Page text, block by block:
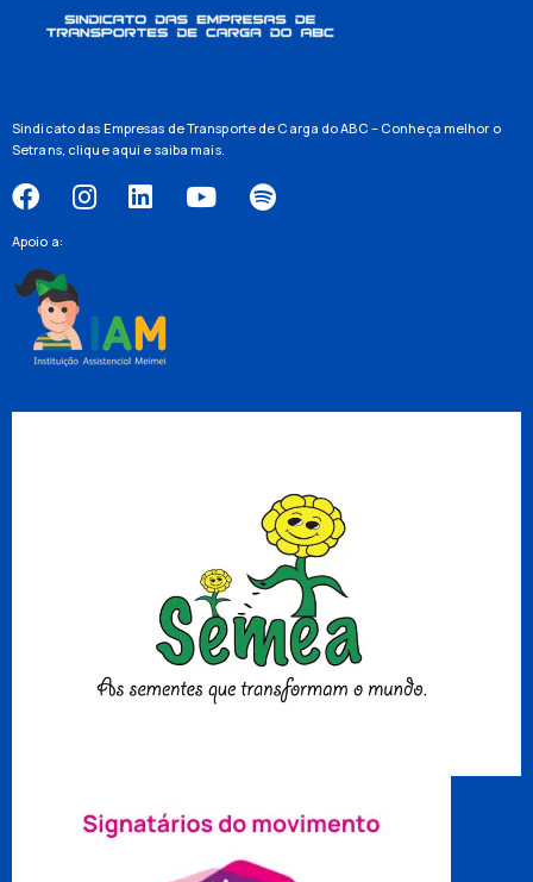
Sindicato das Empresas de Transporte de Carga do ABC – Conheça melhor o
Setrans, clique aqui e saiba mais.
Apoio a: